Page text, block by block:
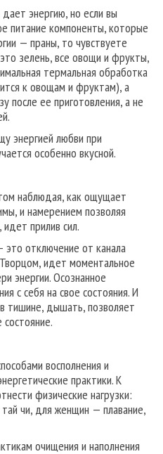
энергию, но если вы
питание компоненты, которые
— праны, то чувствуете
зелень, все овощи и фрукты,
термальная обработка
к овощам и фруктам), а
после ее приготовления, а не
энергией любви при
особенно вкусной.
наблюдая, как ощущает
и намерением позволяя
прилив сил.
это отключение от канала
идет моментальное
энергии. Осознанное
с себя на свое состояния. И
тишине, дышать, позволяет
восполнения и
практики. К
физические нагрузки:
чи, для женщин — плавание,
очищения и наполнения